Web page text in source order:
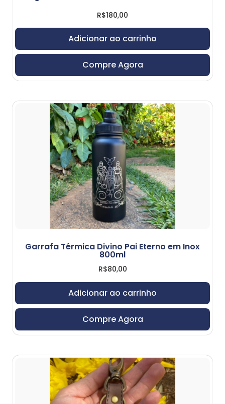
R$180,00
Adicionar ao carrinho
Compre Agora
Garrafa Térmica Divino Pai Eterno em Inox
800ml
R$80,00
Adicionar ao carrinho
Compre Agora